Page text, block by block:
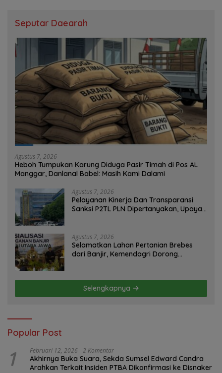
Seputar Daearah
Agustus 7, 2026
Heboh Tumpukan Karung Diduga Pasir Timah di Pos AL
Manggar, Danlanal Babel: Masih Kami Dalami
Agustus 7, 2026
Pelayanan Kinerja Dan Transparansi
Sanksi P2TL PLN Dipertanyakan, Upaya
Agustus 7, 2026
Selamatkan Lahan Pertanian Brebes
dari Banjir, Kemendagri Dorong
Selengkapnya
Popular Post
1 Februari 12, 2026 2 Komentar
Akhirnya Buka Suara, Sekda Sumsel Edward Candra
Arahkan Terkait Insiden PTBA Dikonfirmasi ke Disnaker